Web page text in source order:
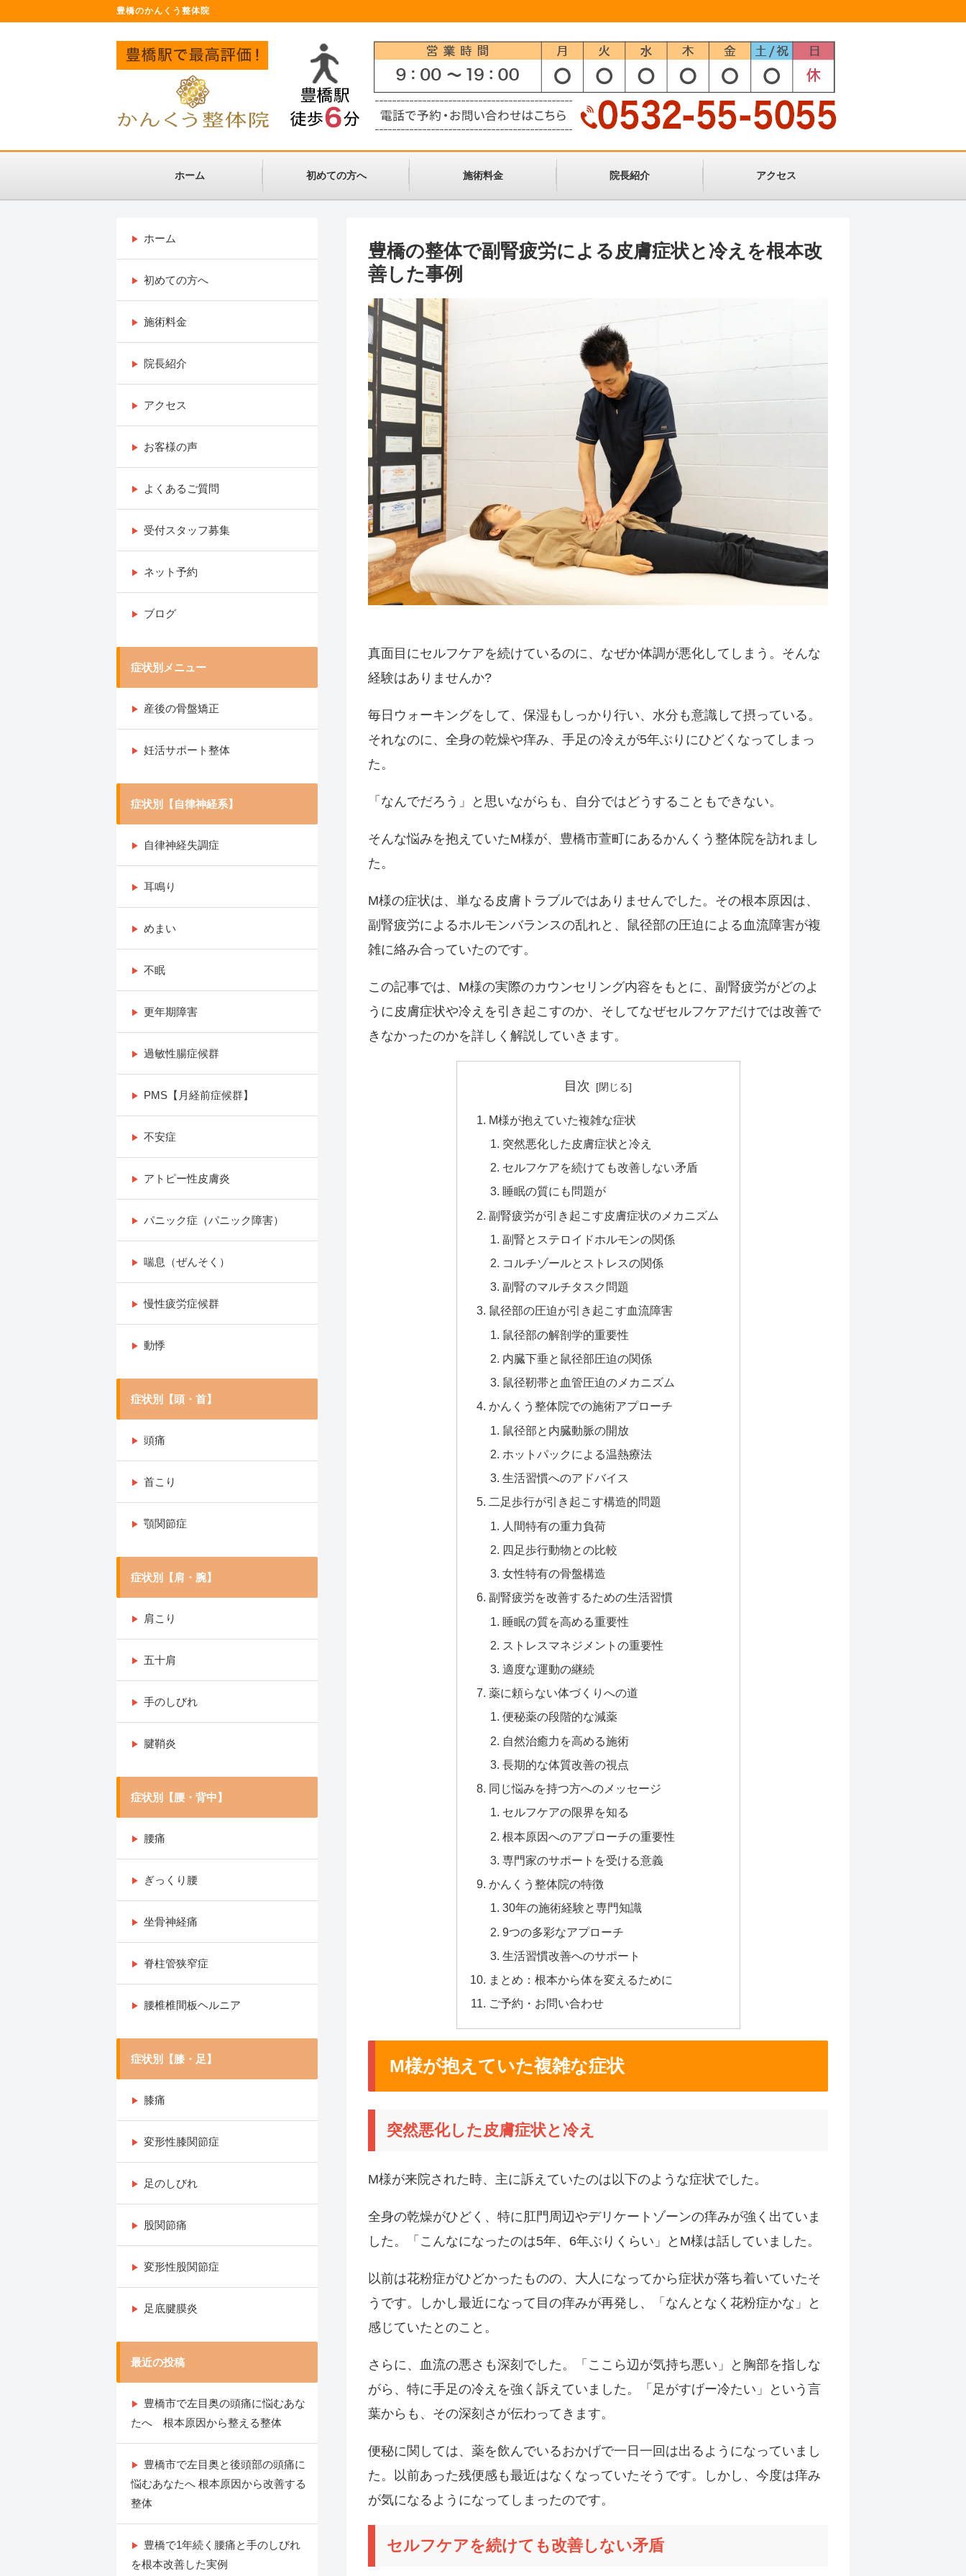
豊橋のかんくう整体院
ホーム 初めての方へ 施術料金 院長紹介 アクセス
豊橋の整体で副腎疲労による皮膚症状と冷えを根本改
善した事例
真面目にセルフケアを続けているのに、なぜか体調が悪化してしまう。そんな
経験はありませんか?
毎日ウォーキングをして、保湿もしっかり行い、水分も意識して摂っている。
それなのに、全身の乾燥や痒み、手足の冷えが5年ぶりにひどくなってしまっ
た。
「なんでだろう」と思いながらも、自分ではどうすることもできない。
そんな悩みを抱えていたM様が、豊橋市萱町にあるかんくう整体院を訪れまし
た。
M様の症状は、単なる皮膚トラブルではありませんでした。その根本原因は、
副腎疲労によるホルモンバランスの乱れと、鼠径部の圧迫による血流障害が複
雑に絡み合っていたのです。
この記事では、M様の実際のカウンセリング内容をもとに、副腎疲労がどのよ
うに皮膚症状や冷えを引き起こすのか、そしてなぜセルフケアだけでは改善で
きなかったのかを詳しく解説していきます。
目次
M様が抱えていた複雑な症状
突然悪化した皮膚症状と冷え
セルフケアを続けても改善しない矛盾
睡眠の質にも問題が
副腎疲労が引き起こす皮膚症状のメカニズム
副腎とステロイドホルモンの関係
コルチゾールとストレスの関係
副腎のマルチタスク問題
鼠径部の圧迫が引き起こす血流障害
鼠径部の解剖学的重要性
内臓下垂と鼠径部圧迫の関係
鼠径靭帯と血管圧迫のメカニズム
かんくう整体院での施術アプローチ
鼠径部と内臓動脈の開放
ホットパックによる温熱療法
生活習慣へのアドバイス
二足歩行が引き起こす構造的問題
人間特有の重力負荷
四足歩行動物との比較
女性特有の骨盤構造
副腎疲労を改善するための生活習慣
睡眠の質を高める重要性
ストレスマネジメントの重要性
適度な運動の継続
薬に頼らない体づくりへの道
便秘薬の段階的な減薬
自然治癒力を高める施術
長期的な体質改善の視点
同じ悩みを持つ方へのメッセージ
セルフケアの限界を知る
根本原因へのアプローチの重要性
専門家のサポートを受ける意義
かんくう整体院の特徴
30年の施術経験と専門知識
9つの多彩なアプローチ
生活習慣改善へのサポート
まとめ：根本から体を変えるために
ご予約・お問い合わせ
M様が抱えていた複雑な症状
突然悪化した皮膚症状と冷え
M様が来院された時、主に訴えていたのは以下のような症状でした。
全身の乾燥がひどく、特に肛門周辺やデリケートゾーンの痒みが強く出ていま
した。「こんなになったのは5年、6年ぶりくらい」とM様は話していました。
以前は花粉症がひどかったものの、大人になってから症状が落ち着いていたそ
うです。しかし最近になって目の痒みが再発し、「なんとなく花粉症かな」と
感じていたとのこと。
さらに、血流の悪さも深刻でした。「ここら辺が気持ち悪い」と胸部を指しな
がら、特に手足の冷えを強く訴えていました。「足がすげー冷たい」という言
葉からも、その深刻さが伝わってきます。
便秘に関しては、薬を飲んでいるおかげで一日一回は出るようになっていまし
た。以前あった残便感も最近はなくなっていたそうです。しかし、今度は痒み
が気になるようになってしまったのです。
セルフケアを続けても改善しない矛盾
ホーム
初めての方へ
施術料金
院長紹介
アクセス
お客様の声
よくあるご質問
受付スタッフ募集
ネット予約
ブログ
症状別メニュー
産後の骨盤矯正
妊活サポート整体
症状別【自律神経系】
自律神経失調症
耳鳴り
めまい
不眠
更年期障害
過敏性腸症候群
PMS【月経前症候群】
不安症
アトピー性皮膚炎
パニック症（パニック障害）
喘息（ぜんそく）
慢性疲労症候群
動悸
症状別【頭・首】
頭痛
首こり
顎関節症
症状別【肩・腕】
肩こり
五十肩
手のしびれ
腱鞘炎
症状別【腰・背中】
腰痛
ぎっくり腰
坐骨神経痛
脊柱管狭窄症
腰椎椎間板ヘルニア
症状別【膝・足】
膝痛
変形性膝関節症
足のしびれ
股関節痛
変形性股関節症
足底腱膜炎
最近の投稿
豊橋市で左目奥の頭痛に悩むあな
たへ 根本原因から整える整体
豊橋市で左目奥と後頭部の頭痛に
悩むあなたへ 根本原因から改善する
整体
豊橋で1年続く腰痛と手のしびれ
を根本改善した実例